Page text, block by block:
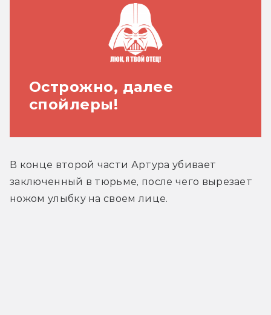
Острожно, далее
спойлеры!
В конце второй части Артура убивает
заключенный в тюрьме, после чего вырезает
ножом улыбку на своем лице.